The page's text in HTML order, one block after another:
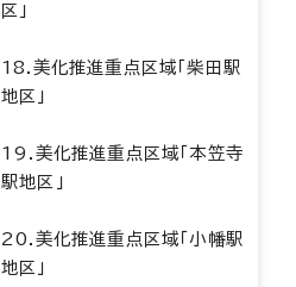
区」
18.美化推進重点区域「柴田駅
地区」
19.美化推進重点区域「本笠寺
駅地区」
20.美化推進重点区域「小幡駅
地区」